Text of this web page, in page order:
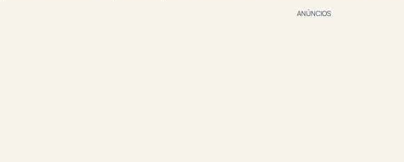
ANÚNCIOS